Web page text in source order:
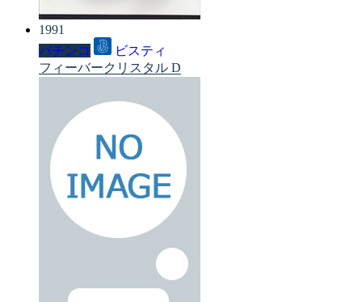
1991
パチンコ
ビスティ
フィーバークリスタル D